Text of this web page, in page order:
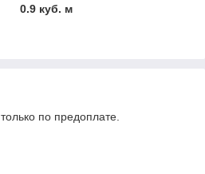
0.9 куб. м
по предоплате.